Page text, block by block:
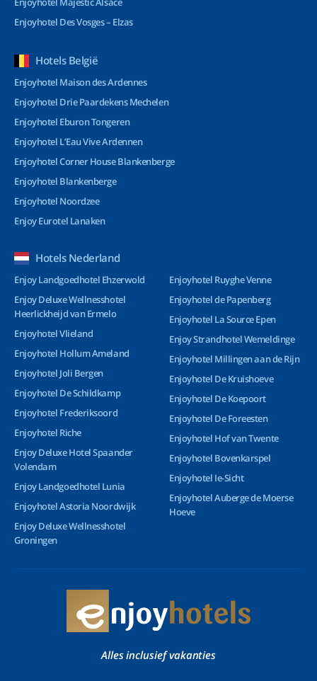
Enjoyhotel Des Vosges – Elzas
Hotels België
Enjoyhotel Maison des Ardennes
Enjoyhotel Drie Paardekens Mechelen
Enjoyhotel Eburon Tongeren
Enjoyhotel L’Eau Vive Ardennen
Enjoyhotel Corner House Blankenberge
Enjoyhotel Blankenberge
Enjoyhotel Noordzee
Enjoy Eurotel Lanaken
Hotels Nederland
Enjoy Landgoedhotel Ehzerwold
Enjoy Deluxe Wellnesshotel
Heerlickheijd van Ermelo
Enjoyhotel Vlieland
Enjoyhotel Hollum Ameland
Enjoyhotel Joli Bergen
Enjoyhotel De Schildkamp
Enjoyhotel Frederiksoord
Enjoyhotel Riche
Enjoy Deluxe Hotel Spaander
Volendam
Enjoy Landgoedhotel Lunia
Enjoyhotel Astoria Noordwijk
Enjoy Deluxe Wellnesshotel
Groningen
Enjoyhotel Ruyghe Venne
Enjoyhotel de Papenberg
Enjoyhotel La Source Epen
Enjoy Strandhotel Wemeldinge
Enjoyhotel Millingen aan de Rijn
Enjoyhotel De Kruishoeve
Enjoyhotel De Koepoort
Enjoyhotel De Foreesten
Enjoyhotel Hof van Twente
Enjoyhotel Bovenkarspel
Enjoyhotel Ie-Sicht
Enjoyhotel Auberge de Moerse
Hoeve
Alles inclusief vakanties